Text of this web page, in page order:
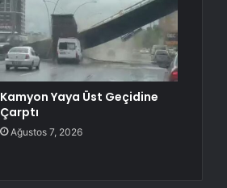
Kamyon Yaya Üst Geçidine
Çarptı
Ağustos 7, 2026